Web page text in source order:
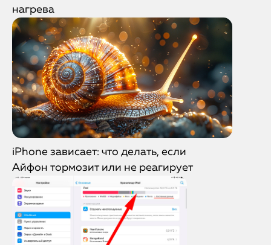
нагрева
iPhone зависает: что делать, если
Айфон тормозит или не реагирует